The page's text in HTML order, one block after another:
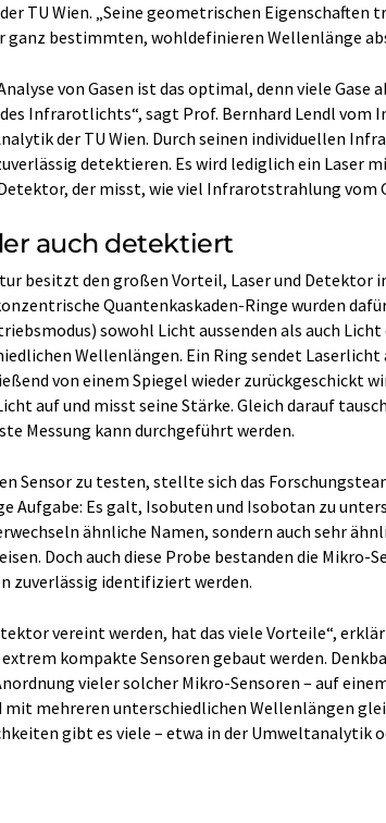
TU Wien. „Seine geometrischen Eigenschaften
ganz bestimmten, wohldefinieren Wellenlänge
von Gasen ist das optimal, denn viele Gase
Infrarotlichts“, sagt Prof. Bernhard Lendl vom
der TU Wien. Durch seinen individuellen
detektieren. Es wird lediglich ein Laser
der misst, wie viel Infrarotstrahlung vom
auch detektiert
besitzt den großen Vorteil, Laser und Detektor
Quantenkaskaden-Ringe wurden
sowohl Licht aussenden als auch
Wellenlängen. Ein Ring sendet Laserlicht
von einem Spiegel wieder zurückgeschickt
auf und misst seine Stärke. Gleich darauf
Messung kann durchgeführt werden.
Sensor zu testen, stellte sich das
Aufgabe: Es galt, Isobuten und Isobotan zu
ähnliche Namen, sondern auch sehr
Doch auch diese Probe bestanden die Mikro-
zuverlässig identifiziert werden.
vereint werden, hat das viele Vorteile“,
kompakte Sensoren gebaut werden.
vieler solcher Mikro-Sensoren – auf
mehreren unterschiedlichen Wellenlängen
gibt es viele – etwa in der Umweltanalytik